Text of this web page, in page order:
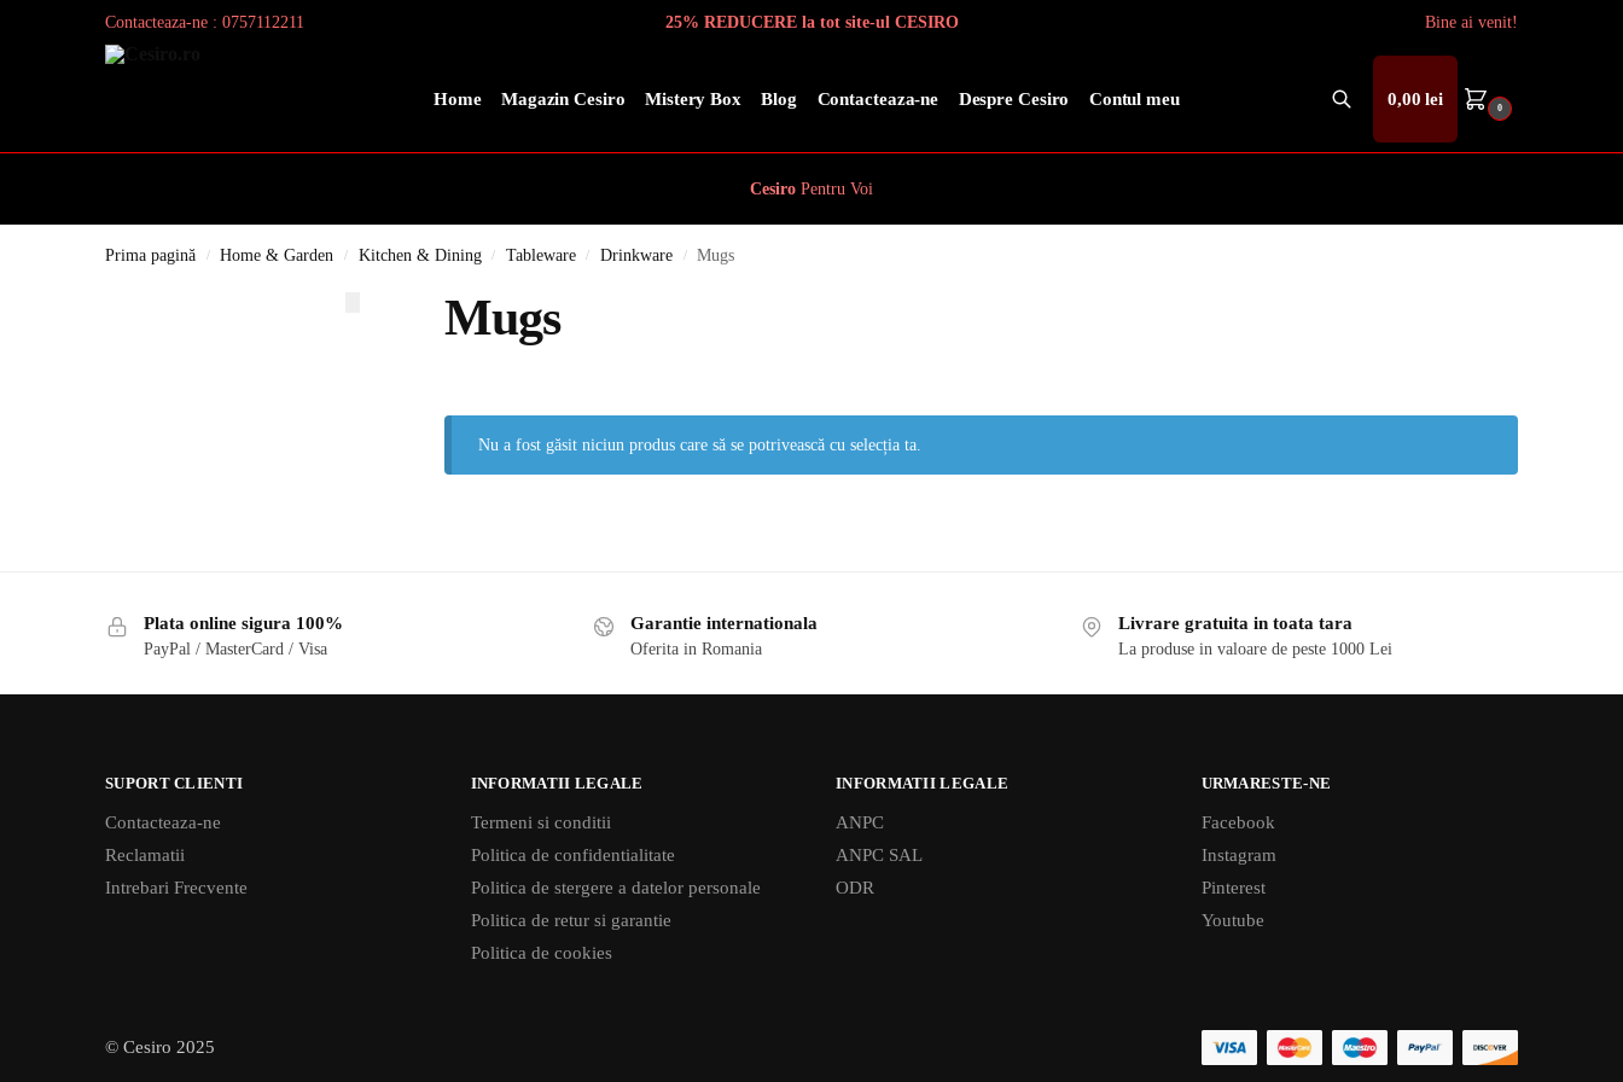
Contacteaza-ne : 0757112211 25% REDUCERE la tot site-ul CESIRO Bine ai venit!
Home Magazin Cesiro Mistery Box Blog Contacteaza-ne Despre Cesiro Contul meu
Search
0,00lei 0
Cesiro Pentru Voi
Prima pagină / Home & Garden / Kitchen & Dining / Tableware / Drinkware / Mugs
Mugs
Nu a fost găsit niciun produs care să se potrivească cu selecția ta.
Plata online sigura 100%
PayPal / MasterCard / Visa
Garantie internationala
Oferita in Romania
Livrare gratuita in toata tara
La produse in valoare de peste 1000 Lei
SUPORT CLIENTI
Contacteaza-ne
Reclamatii
Intrebari Frecvente
INFORMATII LEGALE
Termeni si conditii
Politica de confidentialitate
Politica de stergere a datelor personale
Politica de retur si garantie
Politica de cookies
INFORMATII LEGALE
ANPC
ANPC SAL
ODR
URMARESTE-NE
Facebook
Instagram
Pinterest
Youtube
© Cesiro 2025